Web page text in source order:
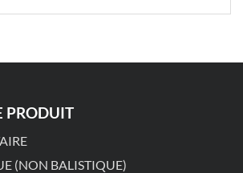
PRODUIT
(NON BALISTIQUE)